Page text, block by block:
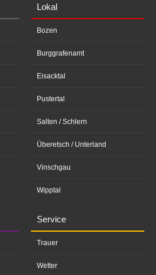
Lokal
Bozen
Burggrafenamt
Eisacktal
Pustertal
Salten / Schlern
Überetsch / Unterland
Vinschgau
Wipptal
Service
Trauer
Wetter